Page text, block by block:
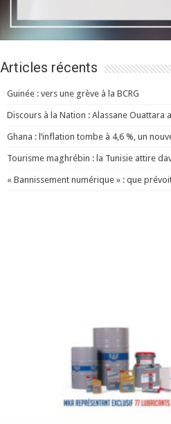
Articles récents
Guinée : vers une grève à la BCRG
Discours à la Nation : Alassane Ouattara
Ghana : l’inflation tombe à 4,6 %, un
Tourisme maghrébin : la Tunisie attire
« Bannissement numérique » : que